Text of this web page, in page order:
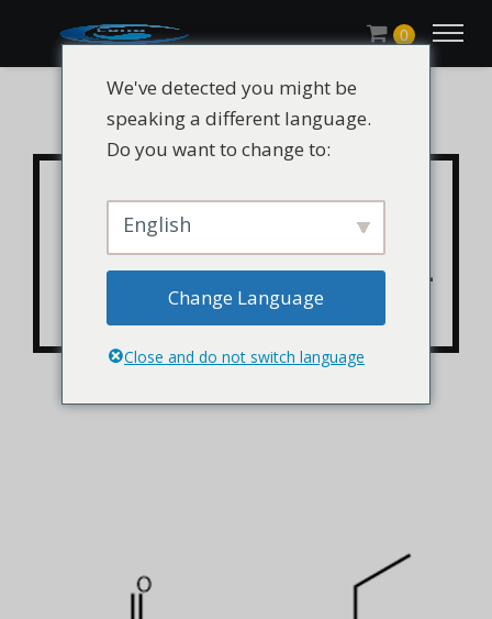
0
CHLUMICRYL® DEAEA
Monomère / 2-
(diéthylamino)éthyl prop-
2-énoate CAS 2426-54-2
We've detected you might be
speaking a different language.
Do you want to change to:
English
Change Language
Close and do not switch language